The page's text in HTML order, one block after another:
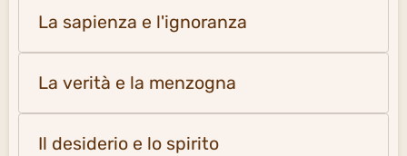
La sapienza e l'ignoranza
La verità e la menzogna
Il desiderio e lo spirito